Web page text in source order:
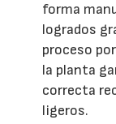
forma
logrados
proceso
la planta
correcta
ligeros.